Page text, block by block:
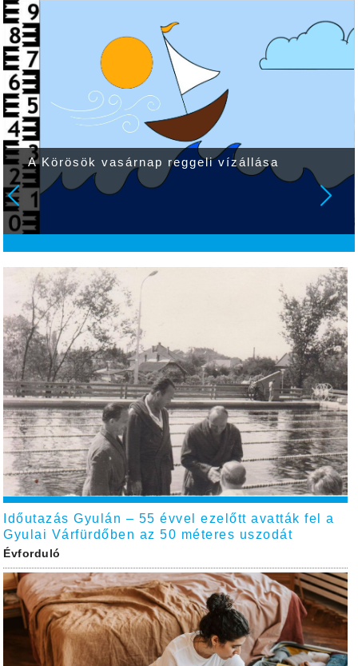
A Körösök vasárnap reggeli vízállása
Időutazás Gyulán – 55 évvel ezelőtt avatták fel a
Gyulai Várfürdőben az 50 méteres uszodát
Évforduló